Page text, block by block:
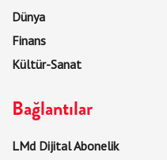
Dünya
Finans
Kültür-Sanat
Bağlantılar
LMd Dijital Abonelik